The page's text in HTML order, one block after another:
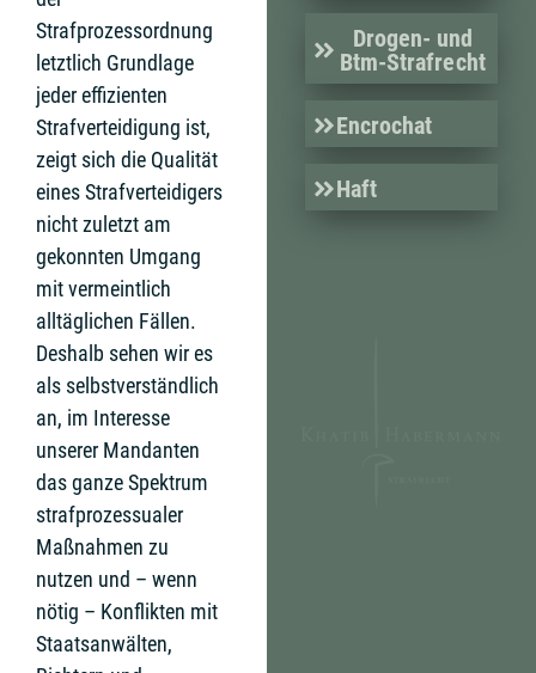
Drogen- und
Btm-Strafrecht
Encrochat
Haft
Strafprozessordnung
letztlich Grundlage
jeder effizienten
Strafverteidigung ist,
zeigt sich die Qualität
eines Strafverteidigers
nicht zuletzt am
gekonnten Umgang
mit vermeintlich
alltäglichen Fällen.
Deshalb sehen wir es
als selbstverständlich
an, im Interesse
unserer Mandanten
das ganze Spektrum
strafprozessualer
Maßnahmen zu
nutzen und – wenn
nötig – Konflikten mit
Staatsanwälten,